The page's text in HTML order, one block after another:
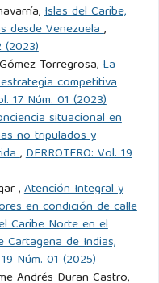
anomalies of ENSO
the equatorial Pacific.
2429–2445.
Islas del Caribe,
desde Venezuela,
(2023)
Torregrosa,La
competitiva
17 Núm. 01 (2023)
situacional en
no tripulados y
,DERROTERO: Vol. 19
,Atención Integral y
en condición de calle
Caribe Norte en el
de Indias,
Núm. 01 (2025)
Andrés Duran Castro,